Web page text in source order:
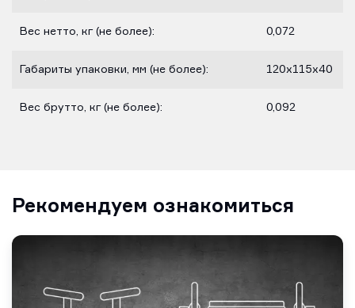
Вес нетто, кг (не более): 0,072
Габариты упаковки, мм (не более): 120х115х40
Вес брутто, кг (не более): 0,092
Рекомендуем ознакомиться